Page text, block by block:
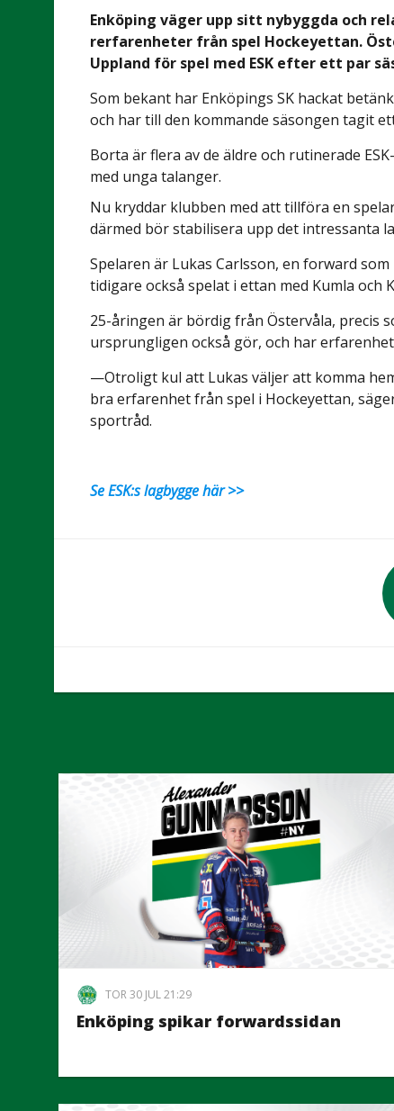
Enköping väger upp sitt nybyggda och
rerfarenheter från spel Hockeyettan.
Uppland för spel med ESK efter ett par
Som bekant har Enköpings SK hackat
och har till den kommande säsongen tagit
Borta är flera av de äldre och rutinerade
med unga talanger.
Nu kryddar klubben med att tillföra en
därmed bör stabilisera upp det intressanta
Spelaren är Lukas Carlsson, en forward
tidigare också spelat i ettan med Kumla och
25-åringen är bördig från Östervåla, precis
ursprungligen också gör, och har
—Otroligt kul att Lukas väljer att komma
bra erfarenhet från spel i Hockeyettan,
sportråd.
Se ESK:s lagbygge här >>
TOR 30 JUL 21:29
Enköping spikar forwardssidan